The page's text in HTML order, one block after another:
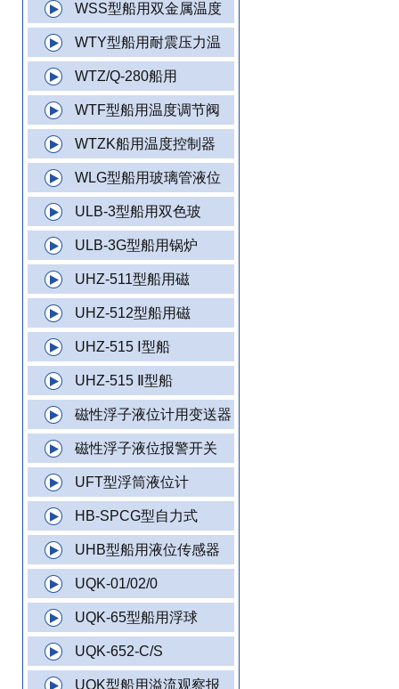
WSS型船用双金属温度
WTY型船用耐震压力温
WTZ/Q-280船用
WTF型船用温度调节阀
WTZK船用温度控制器
WLG型船用玻璃管液位
ULB-3型船用双色玻
ULB-3G型船用锅炉
UHZ-511型船用磁
UHZ-512型船用磁
UHZ-515 Ⅰ型船
UHZ-515 Ⅱ型船
磁性浮子液位计用变送器
磁性浮子液位报警开关
UFT型浮筒液位计
HB-SPCG型自力式
UHB型船用液位传感器
UQK-01/02/0
UQK-65型船用浮球
UQK-652-C/S
UQK型船用溢流观察报